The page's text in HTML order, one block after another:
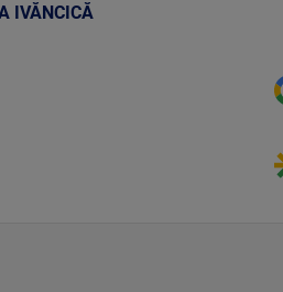
IVĂNCICĂ